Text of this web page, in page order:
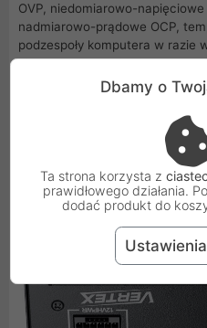
OVP, niedomiarowo-
nadmiarowo-prądowe OCP,
podzespoły komputera w razie
nieprzyjemnych zjawisk.
Dbamy o
Ta strona korzysta z
prawidłowego działania.
dodać produkt do
Ustawienia